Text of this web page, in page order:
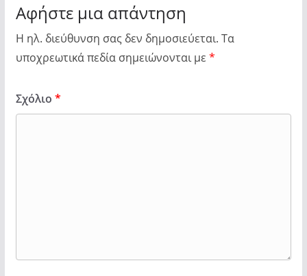
Αφήστε μια απάντηση
Η ηλ. διεύθυνση σας δεν δημοσιεύεται. Τα
υποχρεωτικά πεδία σημειώνονται με *
Σχόλιο *